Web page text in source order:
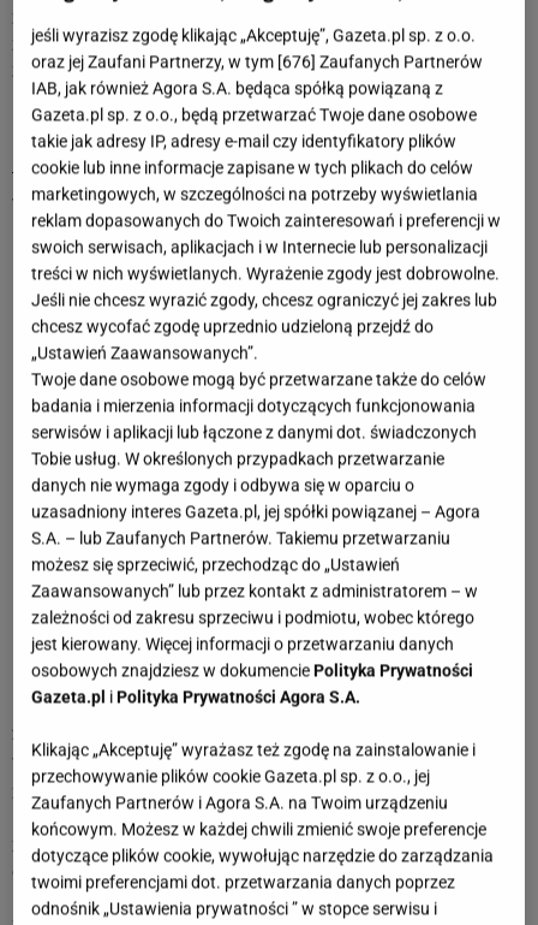
za bardzo nie przyspieszać. Może długo wyczekiwany
związek jest tuż pod twoim nosem? W 2023 roku warto
zwrócić uwagę na osiągnięcie wewnętrznego spokoju.
Będziesz w dobrej kondycji fizycznej, nie masz się o co
martwić, jednak zadbaj o psychikę, by nie zatracić się w
natłoku wydarzeń. Dbaj o dobry sen, pomyśl o regularnych
treningach czy masażach - zrób coś dla siebie, a na pewno
wyjdzie ci to na dobre. Przez najbliższe miesiące możesz
liczyć na osoby spod znaku Wagi oraz Skorpiona. Wyczekuj
również pierwszych bocianów i początku wiosny. To może
być ważny czas.
POPRZEDNI ROK NASTĘPNY ROK
Horoskopy dla Raka
Dzienny horoskop dla Raka
Tygodniowy horoskop dla Raka
Miesięczny horoskop dla Raka
Charakterystyka znaku: Rak
Horoskopy z ostatnich lat dla Raka
2022
W 2022 roku postanowisz zerwać z nudą i nieciekawymi
znajomymi. Nabierzesz więcej optymizmu i przestaniesz się
martwić z byle powodu. Postanowisz też szybko wyrwać się
ze starych układów i zdobyć nowe umiejętności. Pomyślisz
o dalszej nauce, a także zmienisz rytm swojego życia na
bardziej intensywny. Planeta Jowisz w trygonie do twojego
jeśli wyrazisz zgodę klikając „Akceptuję”, Gazeta.pl sp. z o.o.
oraz jej Zaufani Partnerzy, w tym [676] Zaufanych Partnerów
IAB, jak również Agora S.A. będąca spółką powiązaną z
Gazeta.pl sp. z o.o., będą przetwarzać Twoje dane osobowe
takie jak adresy IP, adresy e-mail czy identyfikatory plików
cookie lub inne informacje zapisane w tych plikach do celów
marketingowych, w szczególności na potrzeby wyświetlania
reklam dopasowanych do Twoich zainteresowań i preferencji w
swoich serwisach, aplikacjach i w Internecie lub personalizacji
treści w nich wyświetlanych. Wyrażenie zgody jest dobrowolne.
Jeśli nie chcesz wyrazić zgody, chcesz ograniczyć jej zakres lub
chcesz wycofać zgodę uprzednio udzieloną przejdź do
„Ustawień Zaawansowanych”.
Twoje dane osobowe mogą być przetwarzane także do celów
badania i mierzenia informacji dotyczących funkcjonowania
serwisów i aplikacji lub łączone z danymi dot. świadczonych
Tobie usług. W określonych przypadkach przetwarzanie
danych nie wymaga zgody i odbywa się w oparciu o
uzasadniony interes Gazeta.pl, jej spółki powiązanej – Agora
S.A. – lub Zaufanych Partnerów. Takiemu przetwarzaniu
możesz się sprzeciwić, przechodząc do „Ustawień
Zaawansowanych” lub przez kontakt z administratorem – w
zależności od zakresu sprzeciwu i podmiotu, wobec którego
jest kierowany. Więcej informacji o przetwarzaniu danych
osobowych znajdziesz w dokumenciePolityka Prywatności
Gazeta.pl iPolityka Prywatności Agora S.A.
Klikając „Akceptuję” wyrażasz też zgodę na zainstalowanie i
przechowywanie plików cookie Gazeta.pl sp. z o.o., jej
Zaufanych Partnerów i Agora S.A. na Twoim urządzeniu
końcowym. Możesz w każdej chwili zmienić swoje preferencje
dotyczące plików cookie, wywołując narzędzie do zarządzania
twoimi preferencjami dot. przetwarzania danych poprzez
odnośnik „Ustawienia prywatności ” w stopce serwisu i